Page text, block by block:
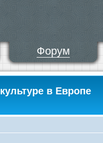
Форум
в Европе